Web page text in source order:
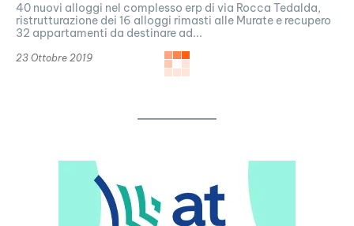
40 nuovi alloggi nel complesso erp di via Rocca Tedalda,
ristrutturazione dei 16 alloggi rimasti alle Murate e recupero
32 appartamenti da destinare ad...
23 Ottobre 2019